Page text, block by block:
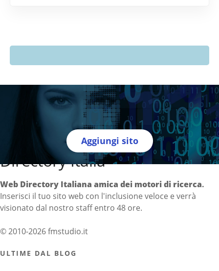
Aggiungi sito
Directory Italia
Web Directory Italiana amica dei motori di ricerca.
Inserisci il tuo sito web con l'inclusione veloce e verrà
visionato dal nostro staff entro 48 ore.
© 2010-2026 fmstudio.it
ULTIME DAL BLOG